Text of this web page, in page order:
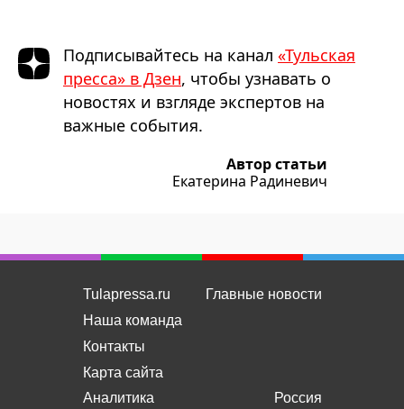
Подписывайтесь на канал «Тульская
пресса» в Дзен, чтобы узнавать о
новостях и взгляде экспертов на
важные события.
Автор статьи
Екатерина Радиневич
Tulapressa.ru
Наша команда
Контакты
Карта сайта
Главные новости
Аналитика
Россия